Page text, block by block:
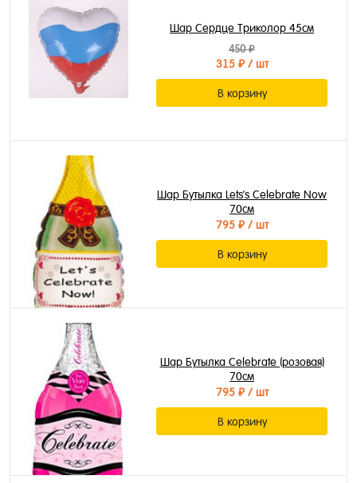
Шар Сердце Триколор 45см
450 ₽
315 ₽/ шт
В корзину
Шар Бутылка Lets's Celebrate Now
70см
795 ₽/ шт
В корзину
Шар Бутылка Celebrate (розовая)
70см
795 ₽/ шт
В корзину